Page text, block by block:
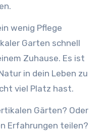
wenig Pflege
Garten schnell
Zuhause. Es ist
in dein Leben zu
viel Platz hast.
Gärten? Oder
Erfahrungen teilen?